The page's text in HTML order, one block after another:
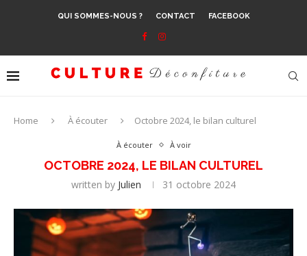
QUI SOMMES-NOUS ? CONTACT FACEBOOK
Home À écouter Octobre 2024, le bilan culturel
À écouter À voir
OCTOBRE 2024, LE BILAN CULTUREL
written by Julien 31 octobre 2024